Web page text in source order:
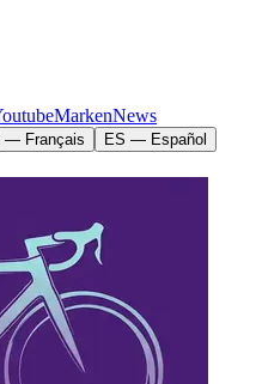
MarkenNews
— Français
ES — Español